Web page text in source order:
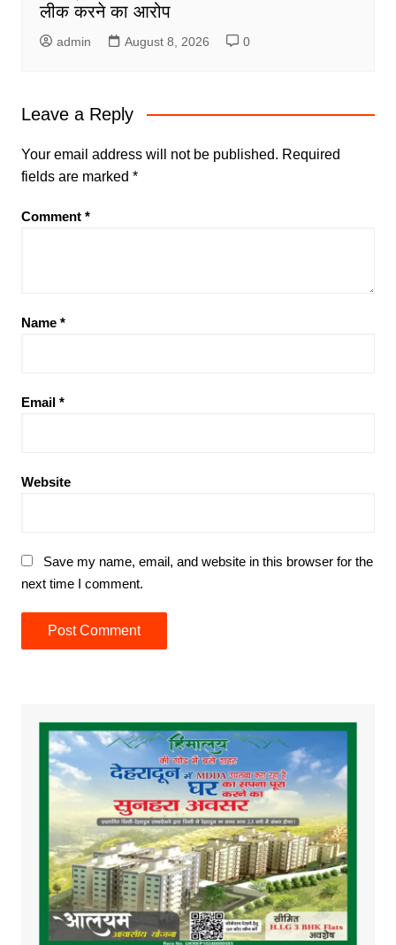
लीक करने का आरोप
admin August 8, 2026 0
Leave a Reply
Your email address will not be published. Required
fields are marked *
Comment *
Name *
Email *
Website
Save my name, email, and website in this browser for the
next time I comment.